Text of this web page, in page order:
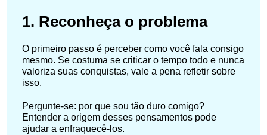
1. Reconheça o problema
O primeiro passo é perceber como você fala consigo
mesmo. Se costuma se criticar o tempo todo e nunca
valoriza suas conquistas, vale a pena refletir sobre
isso.
Pergunte-se: por que sou tão duro comigo?
Entender a origem desses pensamentos pode
ajudar a enfraquecê-los.